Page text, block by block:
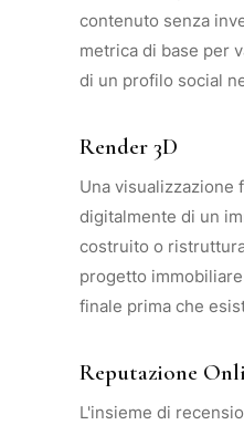
contenuto senza
metrica di base per
di un profilo social
Render 3D
Una visualizzazione
digitalmente di un
costruito o
progetto
finale prima che
Reputazione
L'insieme di